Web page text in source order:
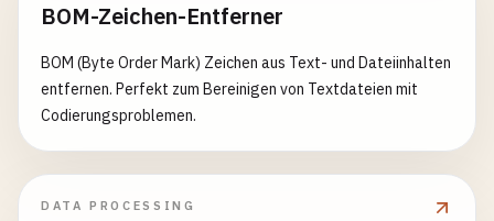
Unterstützung für große Datenmengen - Schnelle und
CSV-Dateien für Verarbeitung aufteilen - Daten für
Parallelverarbeitung aufteilen - Verwaltbare Datenblöcke
erstellen - Daten in verschiedenen Formaten exportieren -
Daten für Stapeloperationen vorbereiten -
Dateigrößenbeschränkungen verwalten
BOM-Zeichen-Entferner
BOM (Byte Order Mark) Zeichen aus Text- und Dateiinhalten
entfernen. Perfekt zum Bereinigen von Textdateien mit
Codierungsproblemen.
DATA PROCESSING